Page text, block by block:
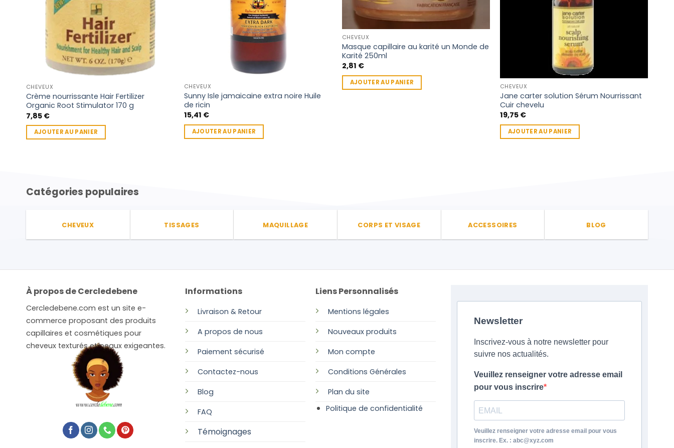
CHEVEUX
Crème nourrissante Hair Fertilizer
Organic Root Stimulator 170 g
7,85 €
AJOUTER AU PANIER
CHEVEUX
Sunny Isle jamaicaine extra noire Huile
de ricin
15,41 €
AJOUTER AU PANIER
CHEVEUX
Masque capillaire au karité un Monde de
Karité 250ml
2,81 €
AJOUTER AU PANIER
CHEVEUX
Jane carter solution Sérum Nourrissant
Cuir chevelu
19,75 €
AJOUTER AU PANIER
Catégories populaires
CHEVEUX TISSAGES MAQUILLAGE CORPS ET VISAGE ACCESSOIRES BLOG
À propos de Cercledebene
Cercledebene.com est un site e-
commerce proposant des produits
capillaires et cosmétiques pour
cheveux texturés et peaux exigeantes.
Informations
Livraison & Retour
A propos de nous
Paiement sécurisé
Contactez-nous
Blog
FAQ
Témoignages
Liens Personnalisés
Mentions légales
Nouveaux produits
Mon compte
Conditions Générales
Plan du site
Politique de confidentialité
Newsletter
Inscrivez-vous à notre newsletter pour
suivre nos actualités.
Veuillez renseigner votre adresse email
pour vous inscrire
Veuillez renseigner votre adresse email pour vous
inscrire. Ex. : abc@xyz.com